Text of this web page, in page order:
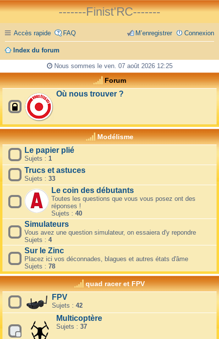
-------Finist'RC-------
Accès rapide FAQ Connexion
M’enregistrer
Index du forum
Nous sommes le ven. 07 août 2026 12:25
Forum
Où nous trouver ?
Modélisme
Le papier plié
Sujets : 1
Trucs et astuces
Sujets : 33
Le coin des débutants
Toutes les questions que vous vous posez ont des
réponses !
Sujets : 40
Simulateurs
Vous avez une question simulateur, on essaiera d'y repondre
Sujets : 4
Sur le Zinc
Placez ici vos déconnades, blagues et autres états d'âme
Sujets : 78
quad racer et FPV
FPV
Sujets : 42
Multicoptère
Sujets : 37